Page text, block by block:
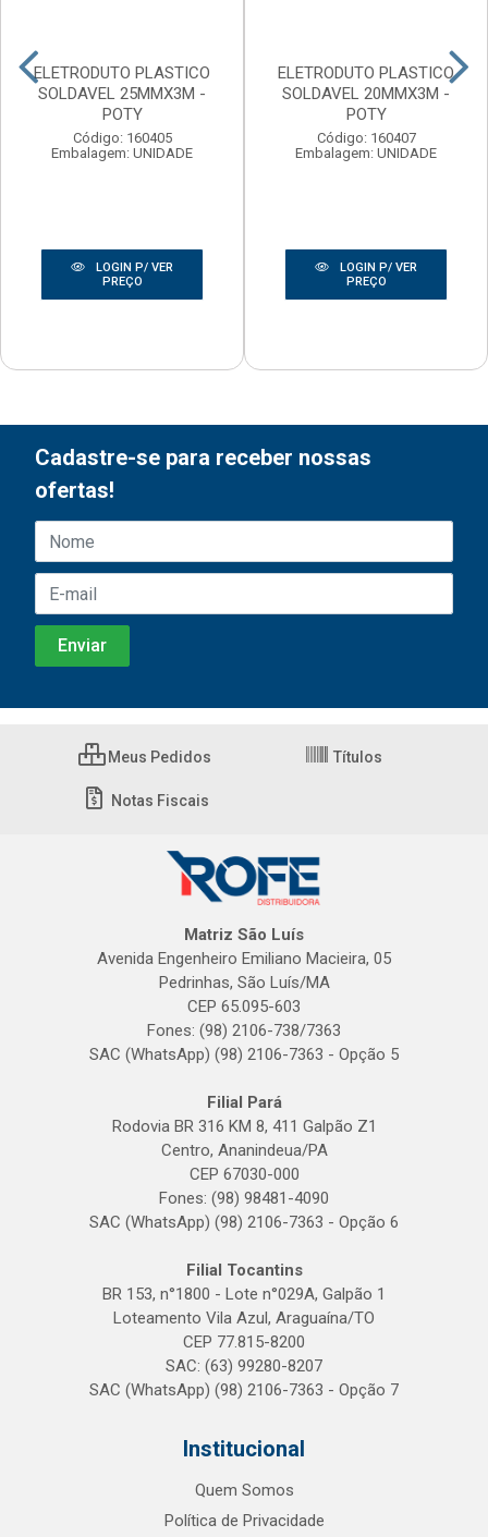
ELETRODUTO PLASTICO
SOLDAVEL 25MMX3M -
POTY
Código: 160405
Embalagem: UNIDADE
LOGIN P/ VER
PREÇO
ELETRODUTO PLASTICO
SOLDAVEL 20MMX3M -
POTY
Código: 160407
Embalagem: UNIDADE
LOGIN P/ VER
PREÇO
Cadastre-se para receber nossas
ofertas!
Meus Pedidos Títulos
Notas Fiscais
Matriz São Luís
Avenida Engenheiro Emiliano Macieira, 05
Pedrinhas, São Luís/MA
CEP 65.095-603
Fones: (98) 2106-738/7363
SAC (WhatsApp) (98) 2106-7363 - Opção 5
Filial Pará
Rodovia BR 316 KM 8, 411 Galpão Z1
Centro, Ananindeua/PA
CEP 67030-000
Fones: (98) 98481-4090
SAC (WhatsApp) (98) 2106-7363 - Opção 6
Filial Tocantins
BR 153, n°1800 - Lote n°029A, Galpão 1
Loteamento Vila Azul, Araguaína/TO
CEP 77.815-8200
SAC: (63) 99280-8207
SAC (WhatsApp) (98) 2106-7363 - Opção 7
Institucional
Quem Somos
Política de Privacidade